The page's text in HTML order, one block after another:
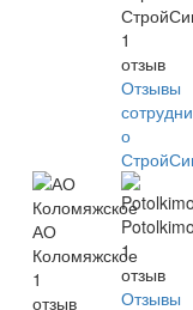
1
отзыв
Отзывы
о
АО
Коломяжское
1
отзыв
1
отзыв
Отзывы